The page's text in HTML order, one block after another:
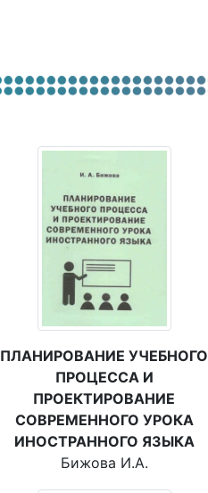
ПЛАНИРОВАНИЕ УЧЕБНОГО
ПРОЦЕССА И
ПРОЕКТИРОВАНИЕ
СОВРЕМЕННОГО УРОКА
ИНОСТРАННОГО ЯЗЫКА
Бижова И.А.